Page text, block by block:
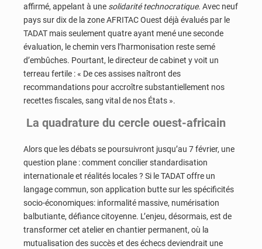
affirmé, appelant à une solidarité technocratique. Avec neuf
pays sur dix de la zone AFRITAC Ouest déjà évalués par le
TADAT mais seulement quatre ayant mené une seconde
évaluation, le chemin vers l’harmonisation reste semé
d’embûches. Pourtant, le directeur de cabinet y voit un
terreau fertile : « De ces assises naîtront des
recommandations pour accroître substantiellement nos
recettes fiscales, sang vital de nos États ».
La quadrature du cercle ouest-africain
Alors que les débats se poursuivront jusqu’au 7 février, une
question plane : comment concilier standardisation
internationale et réalités locales ? Si le TADAT offre un
langage commun, son application butte sur les spécificités
socio-économiques: informalité massive, numérisation
balbutiante, défiance citoyenne. L’enjeu, désormais, est de
transformer cet atelier en chantier permanent, où la
mutualisation des succès et des échecs deviendrait une